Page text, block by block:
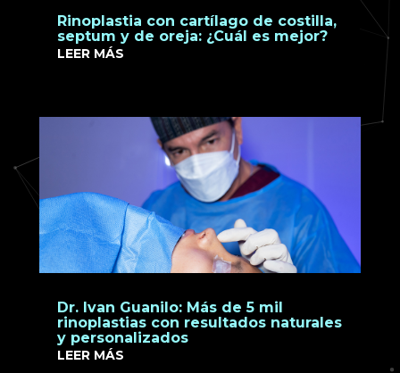
Rinoplastia con cartílago de costilla,
septum y de oreja: ¿Cuál es mejor?
LEER MÁS
Dr. Ivan Guanilo: Más de 5 mil
rinoplastias con resultados naturales
y personalizados
LEER MÁS